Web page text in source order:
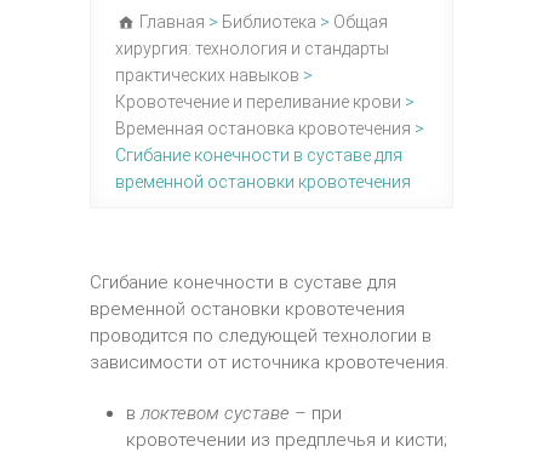
Главная > Библиотека > Общая
хирургия: технология и стандарты
практических навыков >
Кровотечение и переливание крови >
Временная остановка кровотечения >
Сгибание конечности в суставе для
временной остановки кровотечения
Сгибание конечности в суставе для
временной остановки кровотечения
проводится по следующей технологии в
зависимости от источника кровотечения.
влоктевом суставе – при
кровотечении из предплечья и кисти;